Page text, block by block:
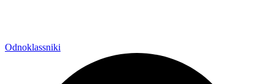
Odnoklassniki